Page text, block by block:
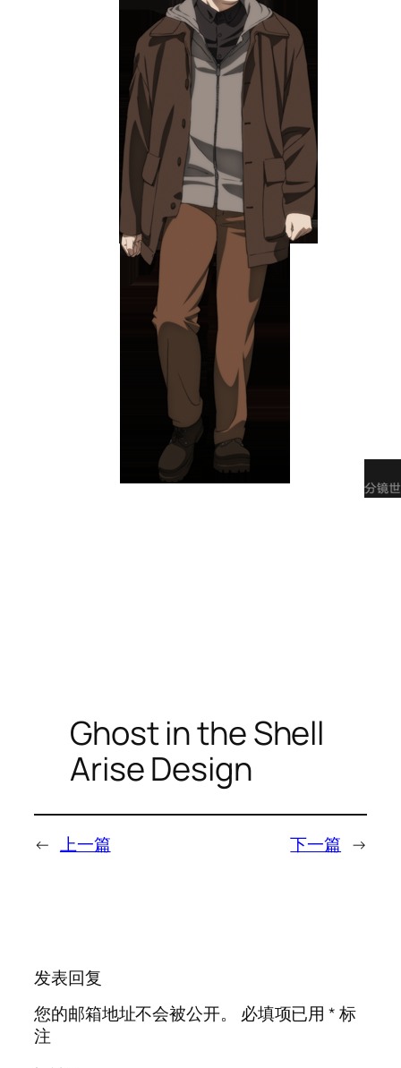
Ghost in the Shell
Arise Design
← 上一篇 下一篇 →
发表回复
您的邮箱地址不会被公开。
必填项已用*标
注